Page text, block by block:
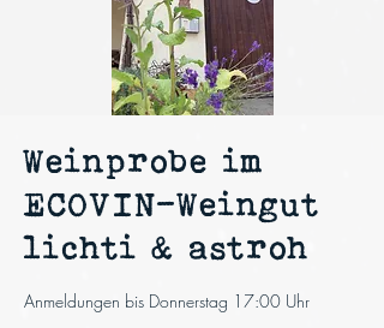
Weinprobe im
ECOVIN-Weingut
lichti & astroh
Anmeldungen bis Donnerstag 17:00 Uhr